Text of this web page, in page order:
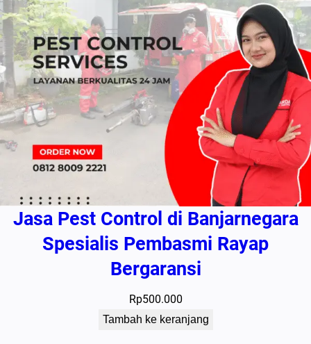
Jasa Pest Control di Banjarnegara
Spesialis Pembasmi Rayap
Bergaransi
Rp500.000
Tambah ke keranjang